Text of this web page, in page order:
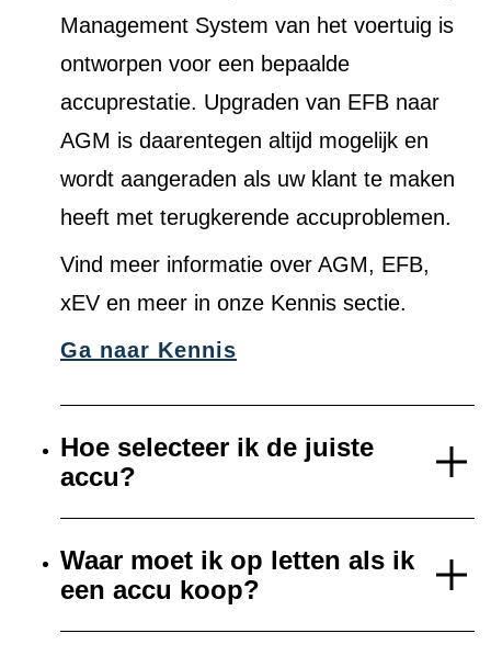
Management System van het voertuig is
ontworpen voor een bepaalde
accuprestatie. Upgraden van EFB naar
AGM is daarentegen altijd mogelijk en
wordt aangeraden als uw klant te maken
heeft met terugkerende accuproblemen.
Vind meer informatie over AGM, EFB,
xEV en meer in onze Kennis sectie.
Ga naar Kennis
Hoe selecteer ik de juiste
accu?
Waar moet ik op letten als ik
een accu koop?